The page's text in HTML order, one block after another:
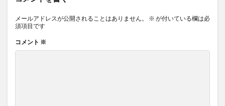
メールアドレスが公開されることはありません。 ※ が付いている欄は必
須項目です
コメント ※